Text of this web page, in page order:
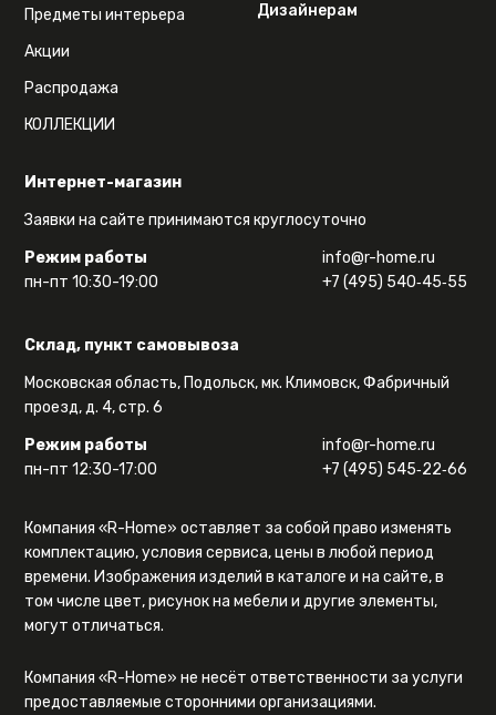
Интернет-магазин
Заявки на сайте принимаются круглосуточно
Режим работы
пн-пт 10:30-19:00
info@r-home.ru
+7 (495) 540‑45‑55
Склад, пункт самовывоза
Московская область, Подольск, мк. Климовск, Фабричный
проезд, д. 4, стр. 6
Режим работы
пн-пт 12:30-17:00
info@r-home.ru
+7 (495) 545‑22‑66
Предметы интерьера
Акции
Распродажа
КОЛЛЕКЦИИ
Дизайнерам
Компания «R-Home» оставляет за собой право изменять
комплектацию, условия сервиса, цены в любой период
времени. Изображения изделий в каталоге и на сайте, в
том числе цвет, рисунок на мебели и другие элементы,
могут отличаться.
Компания «R-Home» не несёт ответственности за услуги
предоставляемые сторонними организациями.